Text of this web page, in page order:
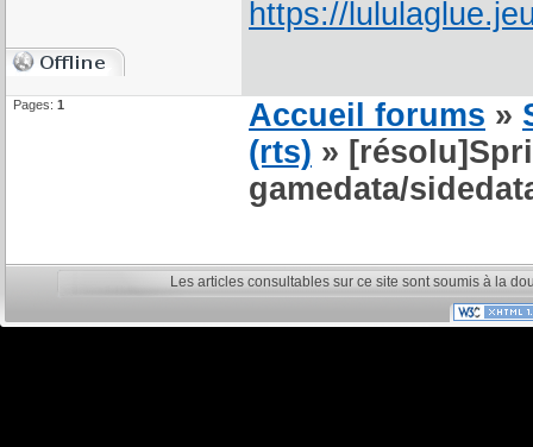
Pages: 1 Accueil forums »
(rts) »
gamedata/
Les articles consultables sur ce site sont soumis à la